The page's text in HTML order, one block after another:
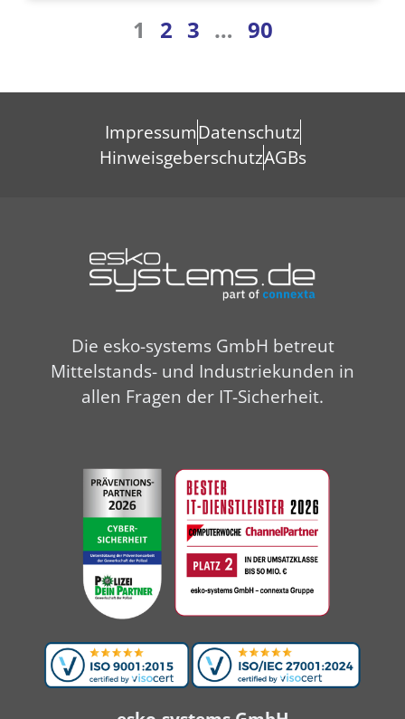
1 2 3 … 90
ImpressumDatenschutz
HinweisgeberschutzAGBs
Die esko-systems GmbH betreut
Mittelstands- und Industriekunden in
allen Fragen der IT-Sicherheit.